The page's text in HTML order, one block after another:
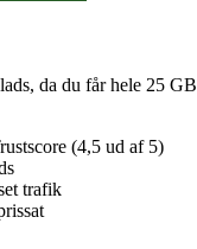
da du får hele 25 GB
(4,5 ud af 5)
trafik